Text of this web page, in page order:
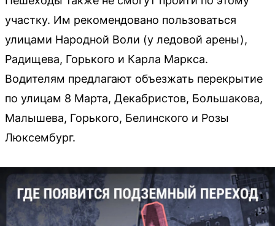
участку. Им рекомендовано пользоваться
улицами Народной Воли (у ледовой арены),
Радищева, Горького и Карла Маркса.
Водителям предлагают объезжать перекрытие
по улицам 8 Марта, Декабристов, Большакова,
Малышева, Горького, Белинского и Розы
Люксембург.